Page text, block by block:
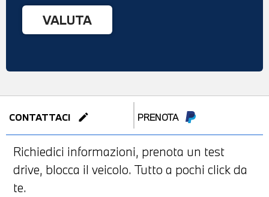
CONTATTACI edit PRENOTA
Richiedici informazioni, prenota un test
drive, blocca il veicolo. Tutto a pochi click da
te.